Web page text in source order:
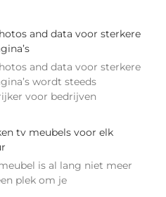
and data voor sterkere
and data voor sterkere
wordt steeds
voor bedrijven
tv meubels voor elk
is al lang niet meer
plek om je